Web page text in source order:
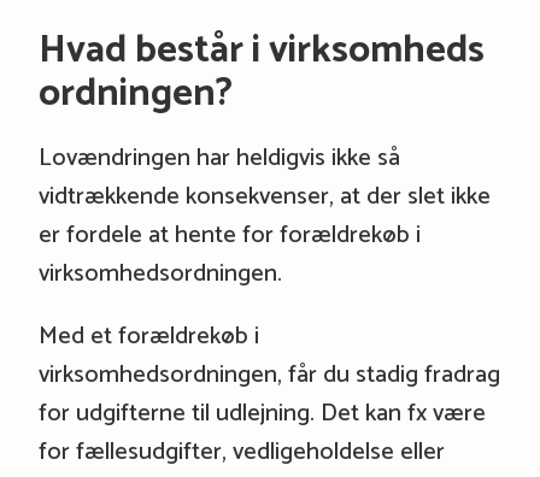
Hvad består i virksomheds
ordningen?
Lovændringen har heldigvis ikke så
vidtrækkende konsekvenser, at der slet ikke
er fordele at hente for forældrekøb i
virksomhedsordningen.
Med et forældrekøb i
virksomhedsordningen, får du stadig fradrag
for udgifterne til udlejning. Det kan fx være
for fællesudgifter, vedligeholdelse eller